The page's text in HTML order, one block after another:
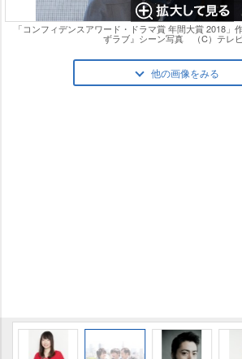
「コンフィデンスアワード・ドラマ賞 年間大賞 2018」
ずラブ』シーン写真 （C）テレ
他の画像をみる